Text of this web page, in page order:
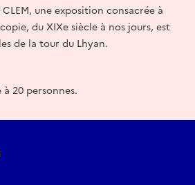
une exposition consacrée à
du XIXe siècle à nos jours, est
de la tour du Lhyan.
20 personnes.